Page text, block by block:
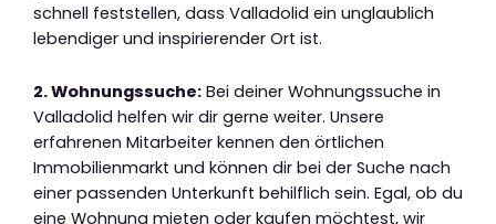
schnell feststellen, dass Valladolid ein unglaublich
lebendiger und inspirierender Ort ist.
2. Wohnungssuche: Bei deiner Wohnungssuche in
Valladolid helfen wir dir gerne weiter. Unsere
erfahrenen Mitarbeiter kennen den örtlichen
Immobilienmarkt und können dir bei der Suche nach
einer passenden Unterkunft behilflich sein. Egal, ob du
eine Wohnung mieten oder kaufen möchtest, wir